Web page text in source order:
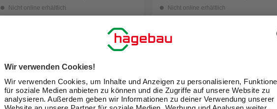
Nicht online erhältlich Nicht online erhältlich